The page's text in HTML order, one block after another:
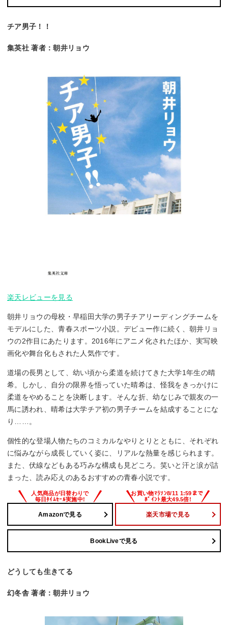
チア男子！！
集英社 著者：朝井リョウ
楽天レビューを見る
朝井リョウの母校・早稲田大学の男子チアリーディングチームを
モデルにした、青春スポーツ小説。デビュー作に続く、朝井リョ
ウの2作目にあたります。2016年にアニメ化されたほか、実写映
画化や舞台化もされた人気作です。
道場の長男として、幼い頃から柔道を続けてきた大学1年生の晴
希。しかし、自分の限界を悟っていた晴希は、怪我をきっかけに
柔道をやめることを決断します。そんな折、幼なじみで親友の一
馬に誘われ、晴希は大学チア初の男子チームを結成することにな
り……。
個性的な登場人物たちのコミカルなやりとりとともに、それぞれ
に悩みながら成長していく姿に、リアルな熱量を感じられます。
また、伏線などもある巧みな構成も見どころ。笑いと汗と涙が詰
まった、読み応えのあるおすすめの青春小説です。
Amazonで見る 楽天市場で見る
BookLiveで見る
どうしても生きてる
幻冬舎 著者：朝井リョウ